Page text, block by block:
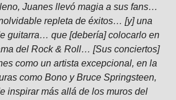
Juanes llevó magia a sus fans…
repleta de éxitos… [y] una
guitarra… que [debería] colocarlo en
del Rock & Roll… [Sus conciertos]
como un artista excepcional, en la
como Bono y Bruce Springsteen,
inspirar más allá de los muros del